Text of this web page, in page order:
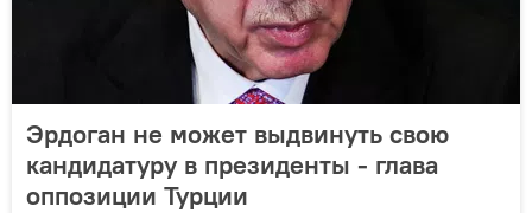
Эрдоган не может выдвинуть свою
кандидатуру в президенты - глава
оппозиции Турции